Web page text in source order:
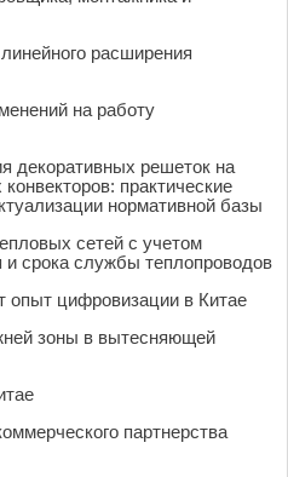
расширения
на работу
декоративных решеток на
практические
нормативной базы
сетей с учетом
и срока службы теплопроводов
опыт цифровизации в Китае
зоны в вытесняющей
партнерства